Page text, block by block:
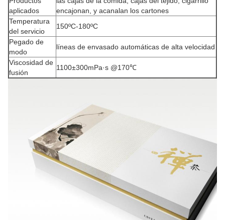
aplicados
encajonan, y acanalan los cartones
Temperatura
del servicio
150ºC-180ºC
Pegado de
modo
líneas de envasado automáticas de alta velocidad
Viscosidad de
fusión
1100±300mPa·s @170℃